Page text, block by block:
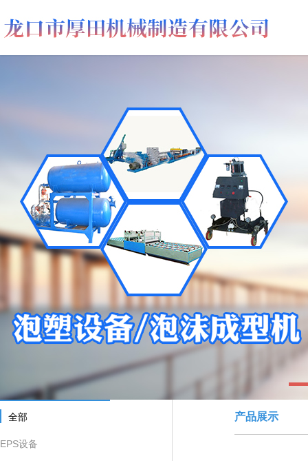
全部
EPS设备
产品展示